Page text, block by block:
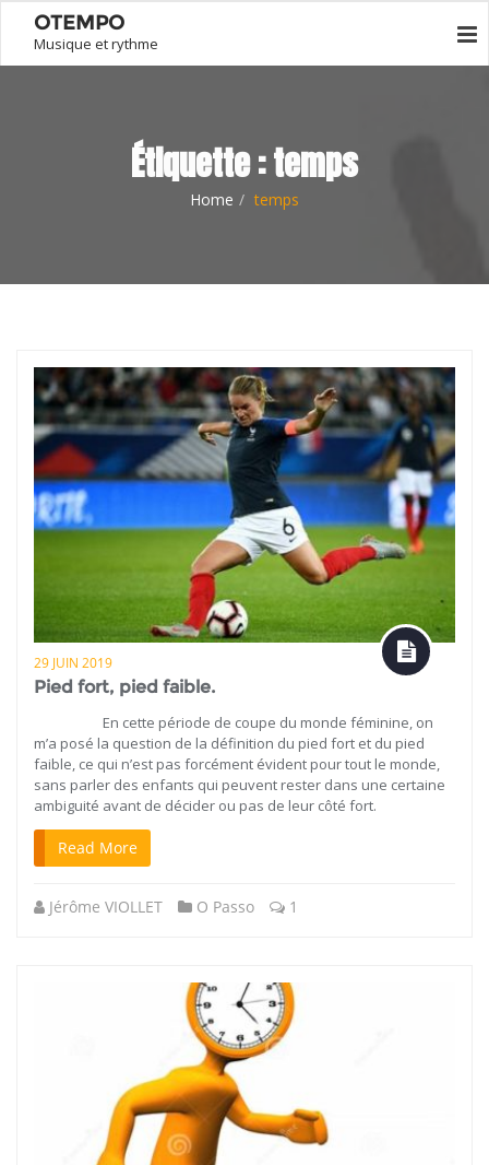
OTEMPO
Musique et rythme
Étiquette :temps
Home temps
29 JUIN 2019
Pied fort, pied faible.
En cette période de coupe du monde féminine, on
m’a posé la question de la définition du pied fort et du pied
faible, ce qui n’est pas forcément évident pour tout le monde,
sans parler des enfants qui peuvent rester dans une certaine
ambiguité avant de décider ou pas de leur côté fort.
Read More
Jérôme VIOLLET O Passo 1